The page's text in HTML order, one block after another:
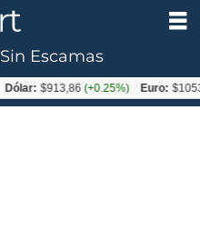
Sin Escamas
$913,86(+0.25%) Euro: $1053,08(-